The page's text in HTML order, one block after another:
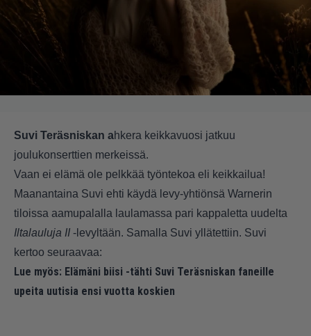
Suvi Teräsniskan ahkera keikkavuosi jatkuu
joulukonserttien merkeissä.
Vaan ei elämä ole pelkkää työntekoa eli keikkailua!
Maanantaina Suvi ehti käydä levy-yhtiönsä Warnerin
tiloissa aamupalalla laulamassa pari kappaletta uudelta
Iltalauluja II -levyltään. Samalla Suvi yllätettiin. Suvi
kertoo seuraavaa:
Lue myös: Elämäni biisi -tähti Suvi Teräsniskan faneille
upeita uutisia ensi vuotta koskien